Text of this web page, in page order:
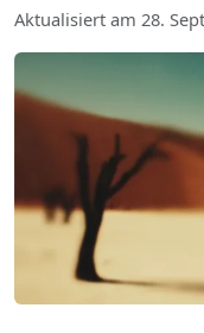
Aktualisiert am 28.